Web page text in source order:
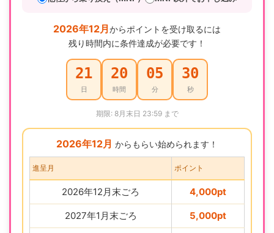
2026年12月 からポイントを受け取るには
残り時間内に条件達成が必要です！
21
日
20
時間
05
分
29
秒
期限: 8月末日 23:59 まで
2026年12月 からもらい始められます！
進呈月 ポイント
2026年12月末ごろ 4,000pt
2027年1月末ごろ 5,000pt